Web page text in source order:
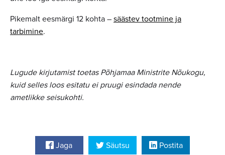
Pikemalt eesmärgi 12 kohta – säästev tootmine ja
tarbimine.
Lugude kirjutamist toetas Põhjamaa Ministrite Nõukogu,
kuid selles loos esitatu ei pruugi esindada nende
ametlikke seisukohti.
Jaga Säutsu Postita